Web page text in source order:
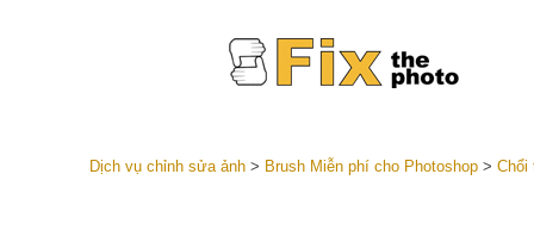
Dịch vụ chỉnh sửa ảnh> Brush Miễn phí cho Photoshop> Chổi